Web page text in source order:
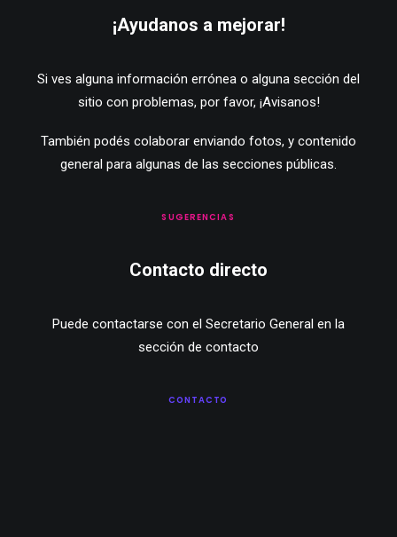
¡Ayudanos a mejorar!
Si ves alguna información errónea o alguna sección del
sitio con problemas, por favor, ¡Avisanos!
También podés colaborar enviando fotos, y contenido
general para algunas de las secciones públicas.
SUGERENCIAS
Contacto directo
Puede contactarse con el Secretario General en la
sección de contacto
CONTACTO